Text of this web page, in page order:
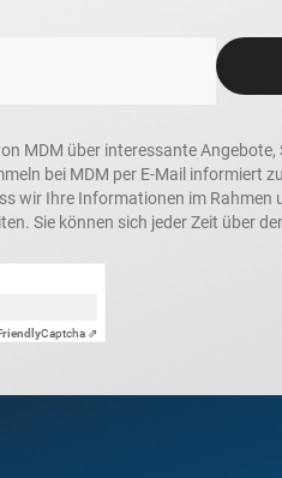
MDM über interessante
bei MDM per E-Mail informiert
wir Ihre Informationen im Rahmen
Sie können sich jeder Zeit über
Captcha ⇗